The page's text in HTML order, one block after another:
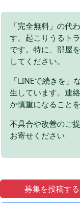
募集を投稿する
「完全無料」の代
す。起こりうるト
です。特に、部屋
してください。
「LINEで続きを
生しています。連
か慎重になること
不具合や改善のご
お寄せください